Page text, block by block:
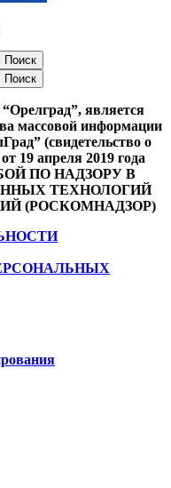
является
массовой информации
(свидетельство о
19 апреля 2019 года
ПО НАДЗОРУ В
ТЕХНОЛОГИЙ
(РОСКОМНАДЗОР)